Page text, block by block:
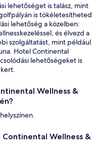
lehetőséget is talász, mint
is tökéletesítheted
lehetőség a közelben:
és élvezd a
szolgáltatást, mint például
Hotel Continental
lehetőségeket is
Wellness &
Wellness &